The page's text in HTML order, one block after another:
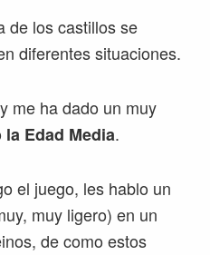
de los castillos se
diferentes situaciones.
me ha dado un muy
la Edad Media.
el juego, les hablo un
muy ligero) en un
de como estos